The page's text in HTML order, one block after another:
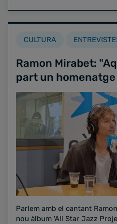
CULTURA
Ramon Mirabet:
part un
Parlem amb el cantant
nou àlbum 'All Star Jazz